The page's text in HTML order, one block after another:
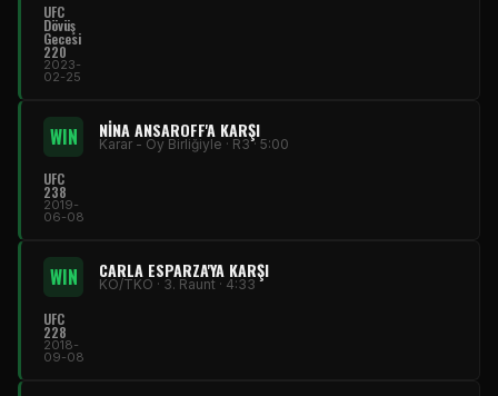
UFC
Dövüş
Gecesi
220
2023-
02-25
WIN NINA ANSAROFF'A KARŞI
Karar - Oy Birliğiyle · R3 · 5:00
UFC
238
2019-
06-08
WIN CARLA ESPARZA'YA KARŞI
KO/TKO · 3. Raunt · 4:33
UFC
228
2018-
09-08